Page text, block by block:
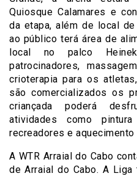
Quiosque Calamares e
da etapa, além de local
ao público terá área de
local no palco
patrocinadores,
crioterapia para os
são comercializados os
criançada poderá
atividades como
recreadores e aquecimento
A WTR Arraial do Cabo
de Arraial do Cabo. A